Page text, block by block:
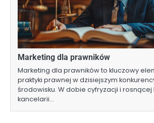
Marketing dla prawników
Marketing dla prawników to kluczowy
praktyki prawnej w dzisiejszym
środowisku. W dobie cyfryzacji i rosnącej
kancelarii…